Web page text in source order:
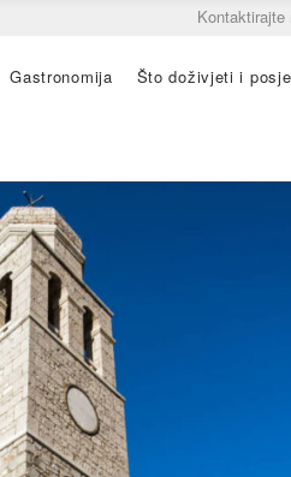
Kontaktirajte
Gastronomija Što doživjeti i